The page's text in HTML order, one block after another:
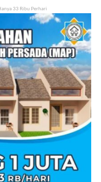
33 Ribu Perhari